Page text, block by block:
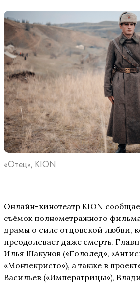
«Отец», KION
Онлайн-кинотеатр KION
съёмок полнометражного
драмы о силе отцовской любви,
преодолевает даже смерть.
Илья Шакунов («Гололед»,
«Монтекристо»), а также в
Васильев («Императрицы»),